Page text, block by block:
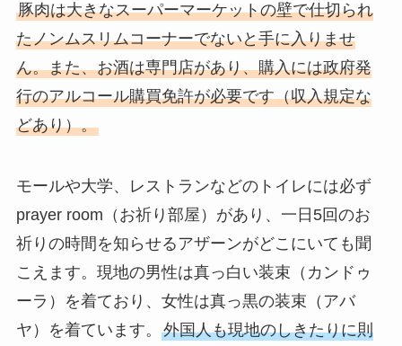
豚肉は大きなスーパーマーケットの壁で仕切られ
たノンムスリムコーナーでないと手に入りませ
ん。また、お酒は専門店があり、購入には政府発
行のアルコール購買免許が必要です（収入規定な
どあり）。
モールや大学、レストランなどのトイレには必ず
prayer room（お祈り部屋）があり、一日5回のお
祈りの時間を知らせるアザーンがどこにいても聞
こえます。現地の男性は真っ白い装束（カンドゥ
ーラ）を着ており、女性は真っ黒の装束（アバ
ヤ）を着ています。 外国人も現地のしきたりに則